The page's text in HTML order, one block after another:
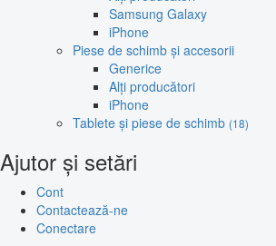
Samsung Galaxy
iPhone
Piese de schimb și accesorii
Generice
Alți producători
iPhone
Tablete și piese de schimb (18)
Ajutor și setări
Cont
Contactează-ne
Conectare